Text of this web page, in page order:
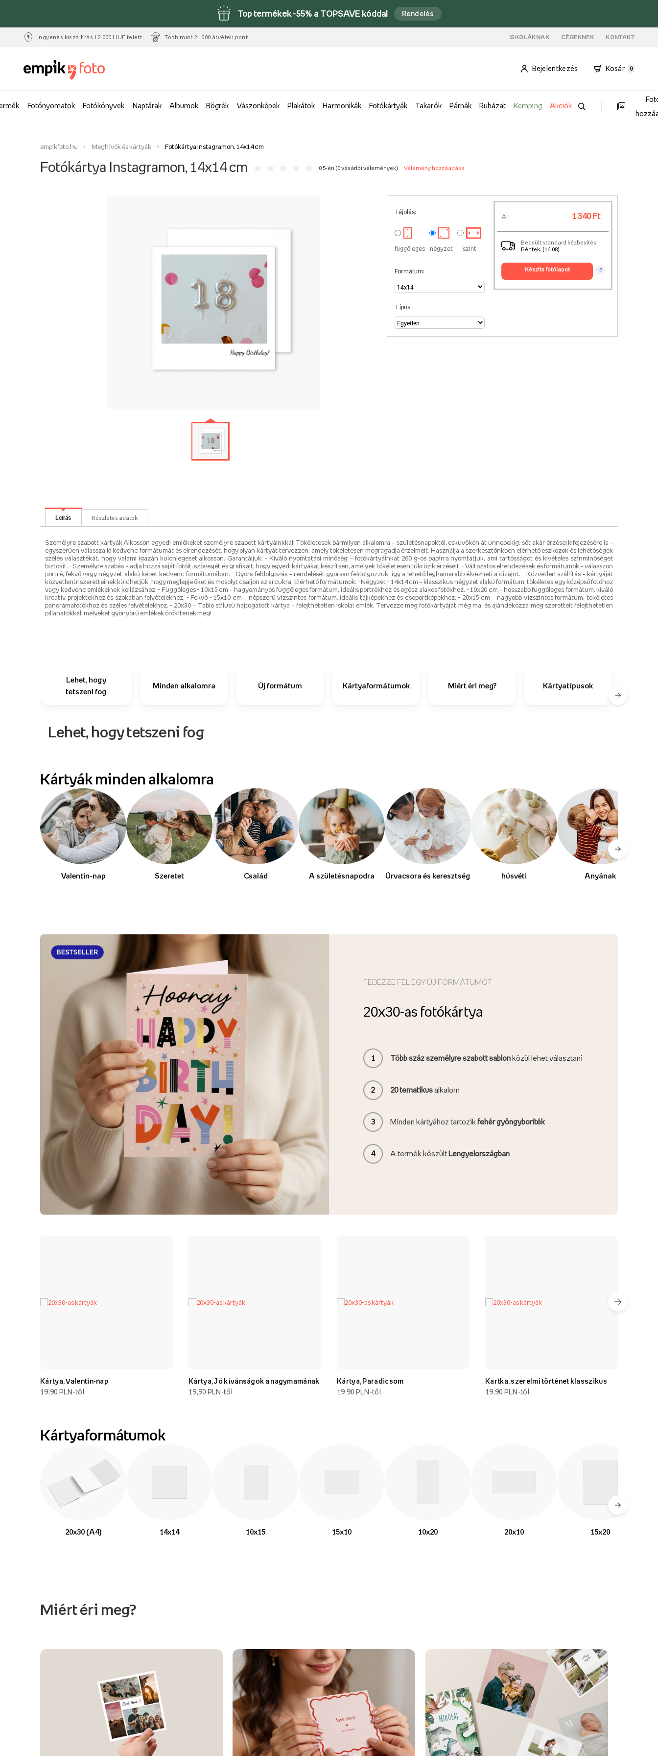
Top termékek -55% a TOPSAVE kóddal Rendelés
Ingyenes kiszállítás 12.000 HUF felett Több mint 21 000 átvételi pont ISKOLÁKNAK CÉGEKNEK KONTAKT
Bejelentkezés Kosár 0
Fotónyomatok Fotókönyvek Naptárak Albumok Bögrék Vászonképek Plakátok Harmonikák Fotókártyák Takarók Párnák Ruházat Kemping Akciók
empikfoto.hu Meghívók és kártyák Fotókártya Instagramon, 14x14 cm
Fotókártya Instagramon, 14x14 cm 0 5-én (0 vásárlói vélemények) Vélemény hozzáadása
Tájolás:
függőleges négyzet szint
Formátum:
Típus:
Ár: 1 340 Ft
Becsült standard kézbesítés:
Péntek. (14.08)
készíts fotólapot ?
Leírás Részletes adatok
Személyre szabott kártyák Alkosson egyedi emlékeket személyre szabott kártyáinkkal! Tökéletesek bármilyen alkalomra – születésnapoktól, esküvőkön át ünnepekig, sőt akár érzései kifejezésére is –
egyszerűen válassza ki kedvenc formátumát és elrendezését, hogy olyan kártyát tervezzen, amely tökéletesen megragadja érzelmeit. Használja a szerkesztőnkben elérhető eszközök és lehetőségek
széles választékát, hogy valami igazán különlegeset alkosson. Garantáljuk: - Kiváló nyomtatási minőség – fotókártyáinkat 260 g-os papírra nyomtatjuk, ami tartósságot és kivételes színminőséget
biztosít. - Személyre szabás – adja hozzá saját fotóit, szövegét és grafikáit, hogy egyedi kártyákat készítsen, amelyek tökéletesen tükrözik érzéseit. - Változatos elrendezések és formátumok – válasszon
portré, fekvő vagy négyzet alakú képet kedvenc formátumában. - Gyors feldolgozás – rendelését gyorsan feldolgozzuk, így a lehető leghamarabb élvezheti a dizájnt. - Közvetlen szállítás – kártyáját
közvetlenül szeretteinek küldhetjük, hogy meglepje őket és mosolyt csaljon az arcukra. Elérhető formátumok: - Négyzet - 14x14 cm – klasszikus négyzet alakú formátum, tökéletes egy középső fotóhoz
vagy kedvenc emlékeinek kollázsához. - Függőleges - 10x15 cm – hagyományos függőleges formátum, ideális portrékhoz és egész alakos fotókhoz. - 10x20 cm – hosszabb függőleges formátum, kiváló
kreatív projektekhez és szokatlan felvételekhez. - Fekvő - 15x10 cm – népszerű vízszintes formátum, ideális tájképekhez és csoportképekhez. - 20x15 cm – nagyobb vízszintes formátum, tökéletes
panorámafotókhoz és széles felvételekhez. - 20x30 – Tablo stílusú hajtogatott kártya – felejthetetlen iskolai emlék. Tervezze meg fotókártyáját még ma, és ajándékozza meg szeretteit felejthetetlen
pillanatokkal, melyeket gyönyörű emlékek örökítenek meg!
Lehet, hogy
tetszeni fog
Minden alkalomra Új formátum Kártyaformátumok Miért éri meg? Kártyatípusok
Lehet, hogy tetszeni fog
Kártyák minden alkalomra
Valentin-nap Szeretet Család A születésnapodra Úrvacsora és keresztség húsvéti Anyának
FEDEZZE FEL EGY ÚJ FORMÁTUMOT
20x30-as fotókártya
1 Több száz személyre szabott sablon közül lehet választani
2 20tematikusalkalom
3 Minden kártyához tartozik fehér gyöngyboríték
4 A termék készült Lengyelországban
Kártya, Valentin-nap
19,90 PLN-től
Kártya, Jó kívánságok a nagymamának
19,90 PLN-től
Kártya, Paradicsom
19,90 PLN-től
Kartka, szerelmi történet klasszikus
19,90 PLN-től
Kártyaformátumok
20x30 (A4) 14x14 10x15 15x10 10x20 20x10 15x20
Miért éri meg?